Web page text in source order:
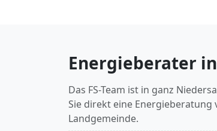
Energieberater
Das FS-Team ist in ganz
Sie direkt eine
Landgemeinde.